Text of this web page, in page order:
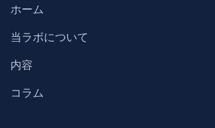
ホーム
当ラボについて
内容
コラム